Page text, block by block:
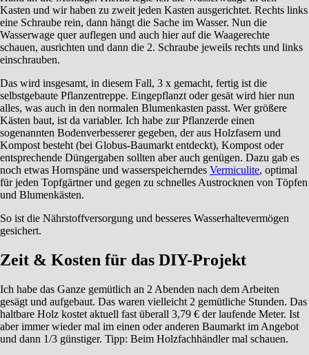
Kasten und wir haben zu zweit jeden Kasten ausgerichtet. Rechts links
eine Schraube rein, dann hängt die Sache im Wasser. Nun die
Wasserwage quer auflegen und auch hier auf die Waagerechte
schauen, ausrichten und dann die 2. Schraube jeweils rechts und links
einschrauben.
Das wird insgesamt, in diesem Fall, 3 x gemacht, fertig ist die
selbstgebaute Pflanzentreppe. Eingepflanzt oder gesät wird hier nun
alles, was auch in den normalen Blumenkasten passt. Wer größere
Kästen baut, ist da variabler. Ich habe zur Pflanzerde einen
sogenannten Bodenverbesserer gegeben, der aus Holzfasern und
Kompost besteht (bei Globus-Baumarkt entdeckt), Kompost oder
entsprechende Düngergaben sollten aber auch genügen. Dazu gab es
noch etwas Hornspäne und wasserspeicherndes Vermiculite, optimal
für jeden Topfgärtner und gegen zu schnelles Austrocknen von Töpfen
und Blumenkästen.
So ist die Nährstoffversorgung und besseres Wasserhaltevermögen
gesichert.
Zeit & Kosten für das DIY-Projekt
Ich habe das Ganze gemütlich an 2 Abenden nach dem Arbeiten
gesägt und aufgebaut. Das waren vielleicht 2 gemütliche Stunden. Das
haltbare Holz kostet aktuell fast überall 3,79 € der laufende Meter. Ist
aber immer wieder mal im einen oder anderen Baumarkt im Angebot
und dann 1/3 günstiger. Tipp: Beim Holzfachhändler mal schauen.